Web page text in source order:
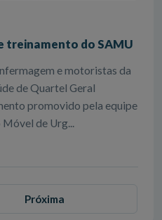
treinamento do SAMU
e motoristas da
de Quartel Geral
promovido pela equipe
de Urg...
Próxima